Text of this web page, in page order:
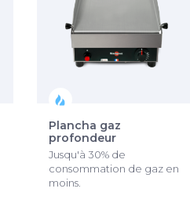
Plancha gaz
profondeur
Jusqu'à 30% de
consommation de gaz en
moins.